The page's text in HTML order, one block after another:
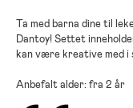
Ta med barna dine til
Dantoy! Settet
kan være kreative med i
Anbefalt alder: fra 2 år